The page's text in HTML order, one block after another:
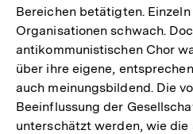
Bereichen betätigten.
Organisationen schwach.
antikommunistischen Chor
über ihre eigene,
auch meinungsbildend. Die
Beeinflussung der
unterschätzt werden, wie die